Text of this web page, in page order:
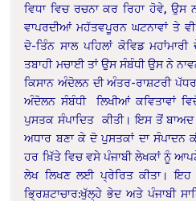
ਵਿਧਾ ਵਿਚ ਰਚਨਾ ਕਰ ਰਿਹਾ ਹੋਵੇ,
ਵਾਪਰਦੀਆਂ ਮਹੱਤਵਪੂਰਨ ਘਟਨਾਵਾਂ ਤੇ
ਦੋ-ਤਿੰਨ ਸਾਲ ਪਹਿਲਾਂ ਕੋਵਿਡ
ਤਬਾਹੀ ਮਚਾਈ ਤਾਂ ਉਸ ਸੰਬੰਧੀ ਉਸ ਨੇ
ਕਿਸਾਨ ਅੰਦੋਲਨ ਦੀ ਅੰਤਰ-ਰਾਸ਼ਟਰੀ
ਅੰਦੋਲਨ ਸੰਬੰਧੀ ਲਿਖੀਆਂ ਕਵਿਤਾਵਾਂ
ਪੁਸਤਕ ਸੰਪਾਦਿਤ ਕੀਤੀ। ਇਸ ਤੋਂ
ਅਧਾਰ ਬਣਾ ਕੇ ਦੋ ਪੁਸਤਕਾਂ ਦਾ ਸੰਪਾਦਨ
ਹਰ ਖ਼ਿੱਤੇ ਵਿਚ ਵਸੇ ਪੰਜਾਬੀ ਲੇਖਕਾਂ ਨੂੰ
ਲੇਖ ਲਿਖਣ ਲਈ ਪ੍ਰੇਰਿਤ ਕੀਤਾ। ਇਹ
ਭ੍ਰਿਸ਼ਟਾਚਾਰ:ਖੁੱਲ੍ਹੇ ਭੇਦ ਅਤੇ ਪੰਜਾਬੀ